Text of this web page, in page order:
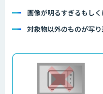
画像が明るすぎるもし
対象物以外のものが写り